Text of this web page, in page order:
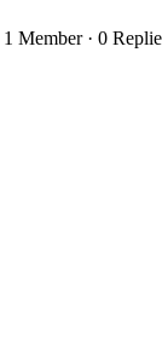
1 Member · 0